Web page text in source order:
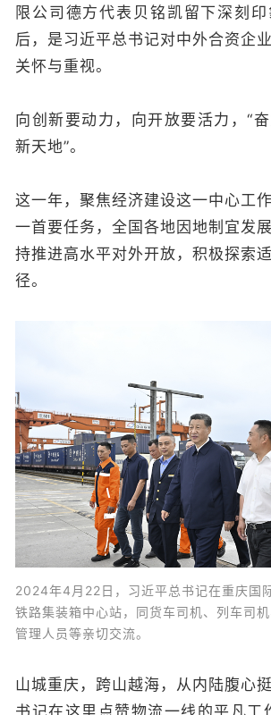
限公司德方代表贝铭凯留下深刻
后，是习近平总书记对中外合资企
关怀与重视。
向创新要动力，向开放要活力，“
新天地”。
这一年，聚焦经济建设这一中心工
一首要任务，全国各地因地制宜发
持推进高水平对外开放，积极探索
径。
2024年4月22日，习近平总书记在重庆国
铁路集装箱中心站，同货车司机、列车司
管理人员等亲切交流。
山城重庆，跨山越海，从内陆腹心
书记在这里点赞物流一线的平凡工